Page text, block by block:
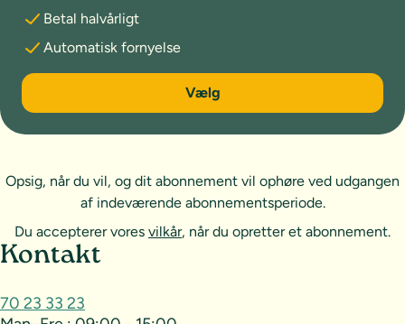
Betal halvårligt
Automatisk fornyelse
6 måneder
Vælg
Opsig, når du vil, og dit abonnement vil ophøre ved udgangen
af indeværende abonnementsperiode.
Du accepterer vores vilkår, når du opretter et abonnement.
Sideoversigt og kontakt
Kontakt
70 23 33 23